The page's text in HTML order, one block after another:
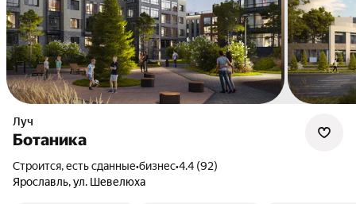
Луч
Ботаника
Строится, есть сданные•бизнес•4.4 (92)
Ярославль, ул. Шевелюха